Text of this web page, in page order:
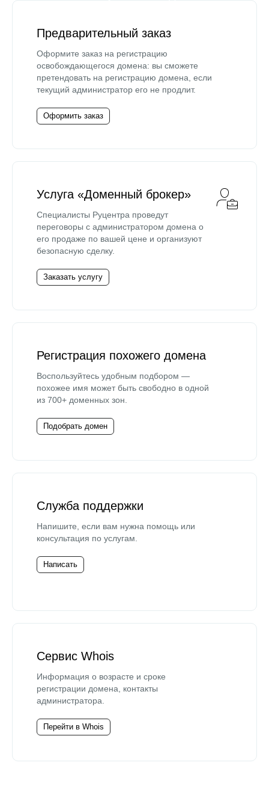
Предварительный заказ
Оформите заказ на регистрацию
освобождающегося домена: вы сможете
претендовать на регистрацию домена, если
текущий администратор его не продлит.
Оформить заказ
Услуга «Доменный брокер»
Специалисты Руцентра проведут
переговоры с администратором домена о
его продаже по вашей цене и организуют
безопасную сделку.
Заказать услугу
Регистрация похожего домена
Воспользуйтесь удобным подбором —
похожее имя может быть свободно в одной
из 700+ доменных зон.
Подобрать домен
Служба поддержки
Напишите, если вам нужна помощь или
консультация по услугам.
Написать
Сервис Whois
Информация о возрасте и сроке
регистрации домена, контакты
администратора.
Перейти в Whois